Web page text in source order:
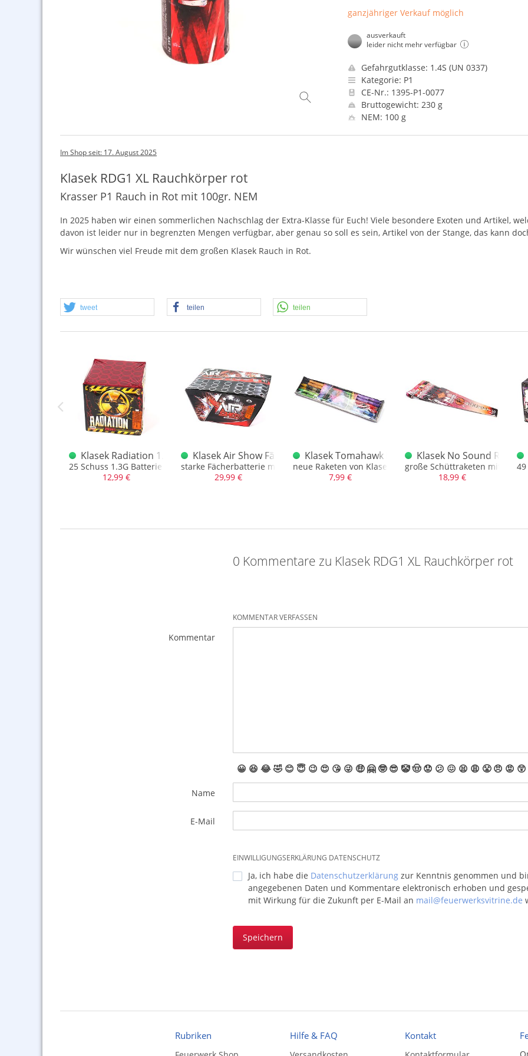
ganzjähriger Verkauf möglich
ausverkauft
leider nicht mehr verfügbar
Gefahrgutklasse: 1.4S (UN 0337)
Kategorie: P1
CE-Nr.: 1395-P1-0077
Bruttogewicht: 230 g
NEM: 100 g
Im Shop seit: 17. August 2025
Klasek RDG1 XL Rauchkörper rot
Krasser P1 Rauch in Rot mit 100gr. NEM
In 2025 haben wir einen sommerlichen Nachschlag der Extra-Klasse für Euch! Viele besondere Exoten und Artikel,
davon ist leider nur in begrenzten Mengen verfügbar, aber genau so soll es sein, Artikel von der Stange, das kann
Wir wünschen viel Freude mit dem großen Klasek Rauch in Rot.
tweet teilen teilen
Crazy Ball 6er Klasek Radiation 1.3G
25 Schuss 1.3G Batterie mit sortenreinem Brokateffekt + Sterne
12,99 €
Klasek Air Show Fächerbatterie 1.3G
starke Fächerbatterie mit 49 Schuss, XXL 400gr. NEM, 1.3G
29,99 €
Klasek Tomahawk Rockets
neue Raketen von Klasek, mehr Schein als Sein aber schön
7,99 €
Klasek No Sound
große Schüttraketen mit
18,99 €
0 Kommentare zu Klasek RDG1 XL Rauchkörper rot
KOMMENTAR VERFASSEN
Kommentar
😀 😆 😂🤣 😊 😇 😉 😍 😘 😜 🤑 🤗 🤓 😎 🤡🤠 😟 😕 😖 😫 😩 😤 😠 😡 😲
Name
E-Mail
EINWILLIGUNGSERKLÄRUNG DATENSCHUTZ
Ja, ich habe die Datenschutzerklärungzur Kenntnis genommen und
angegebenen Daten und Kommentare elektronisch erhoben und
mit Wirkung für die Zukunft per E-Mail an mail@feuerwerksvitrine.de
Speichern
Rubriken Hilfe & FAQ Kontakt